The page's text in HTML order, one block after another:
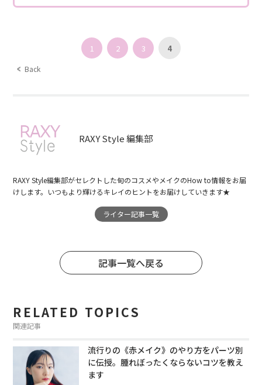
Back
1 2 3 4
RAXY Style 編集部
RAXY Style編集部がセレクトした旬のコスメやメイクのHow to情報をお届
けします。いつもより輝けるキレイのヒントをお届けしていきます★
ライター記事一覧
記事一覧へ戻る
RELATED TOPICS
関連記事
流行りの《赤メイク》のやり方をパーツ別
に伝授。腫れぼったくならないコツを教え
ます